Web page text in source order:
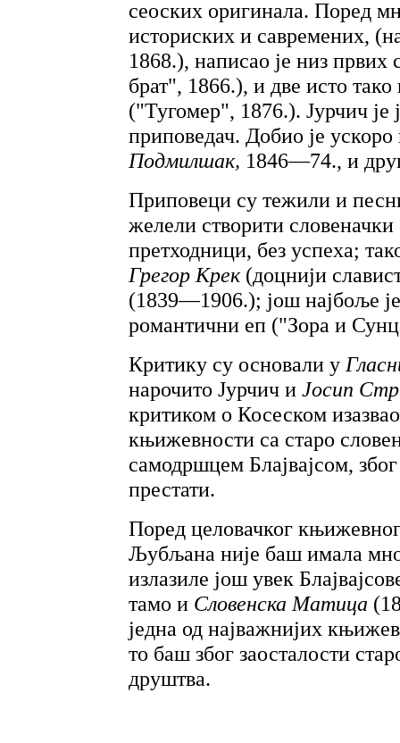
сеоских оригинала. Поред
историских и савремених,
1868.), написао је низ
брат", 1866.), и две исто тако
("Тугомер", 1876.). Јурчич је
приповедач. Добио је
Подмилшак, 1846—74., и
Приповеци су тежили и
желели створити
претходници, без успеха;
Грегор Крек (доцнији
(1839—1906.); још најбоље
романтични еп ("Зора и
Критику су основали у
нарочито Јурчич и Јосип
критиком о Косеском
књижевности са старо
самодршцем Блајвајсом,
престати.
Поред целовачког
Љубљана није баш имала
излазиле још увек
тамо и Словенска Матица
једна од најважнијих
то баш због заосталости
друштва.